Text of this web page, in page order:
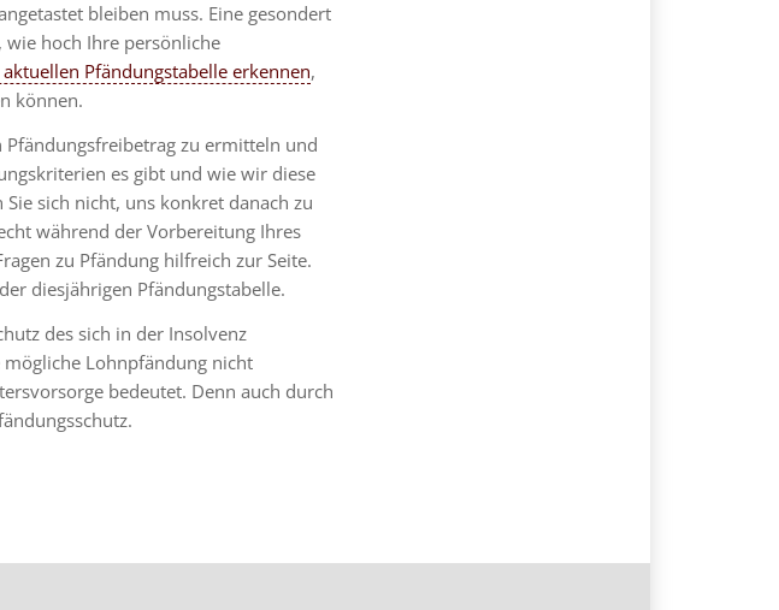
bleiben muss. Eine gesondert
hoch Ihre persönliche
Pfändungstabelle erkennen,
können.
zu ermitteln und
es gibt und wie wir diese
sich nicht, uns konkret danach zu
während der Vorbereitung Ihres
zu Pfändung hilfreich zur Seite.
diesjährigen Pfändungstabelle.
des sich in der Insolvenz
Lohnpfändung nicht
bedeutet. Denn auch durch